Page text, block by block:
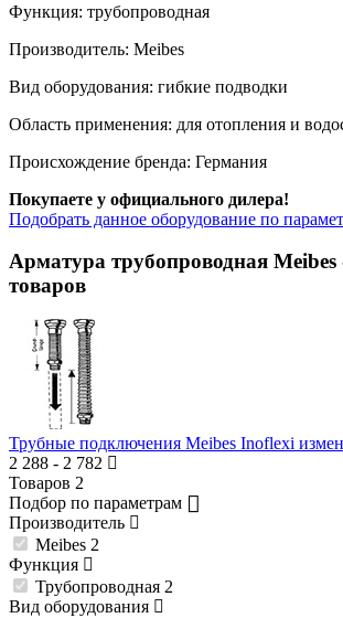
Функция: трубопроводная
Производитель: Meibes
Вид оборудования: гибкие подводки
Область применения: для отопления и
Происхождение бренда: Германия
Покупаете у официального дилера!
Подобрать данное оборудование по
Арматура трубопроводная Meibes
товаров
Трубные подключения Meibes Inoflexi
2 288 - 2 782
Товаров 2
Подбор по параметрам
Производитель
Meibes 2
Функция
Трубопроводная 2
Вид оборудования